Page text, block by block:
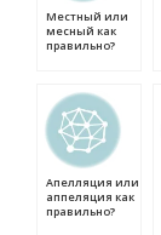
Местный или
месный как
правильно?
Апелляция или
аппеляция как
правильно?